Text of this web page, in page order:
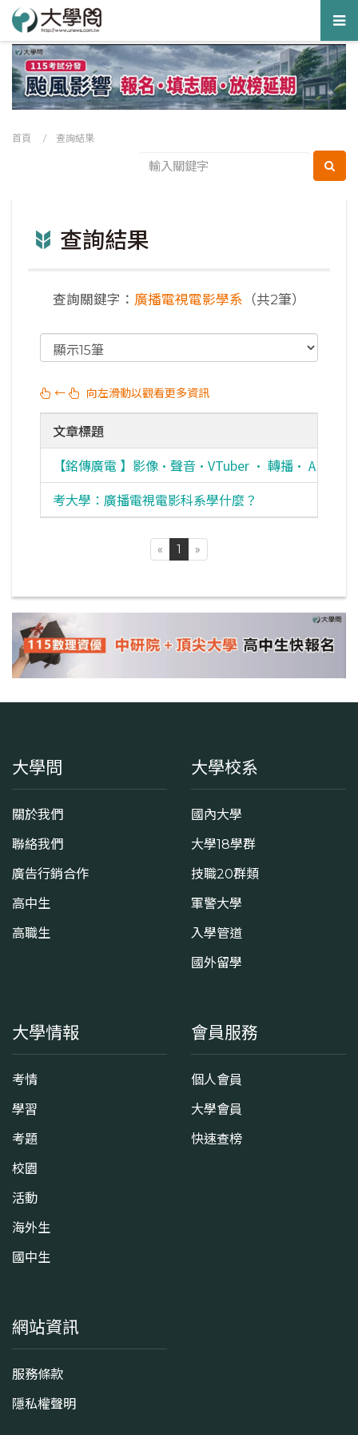
首頁 / 查詢結果
查詢結果
查詢關鍵字： 廣播電視電影學系 （共2筆）
← 向左滑動以觀看更多資訊
文章標題
【銘傳廣電 】影像•聲音•VTuber • 轉播• AR虛擬
考大學：廣播電視電影科系學什麼？
« 1 »
大學問
關於我們
聯絡我們
廣告行銷合作
高中生
高職生
大學校系
國內大學
大學18學群
技職20群類
軍警大學
入學管道
國外留學
大學情報
考情
學習
考題
校園
活動
海外生
國中生
會員服務
個人會員
大學會員
快速查榜
網站資訊
服務條款
隱私權聲明